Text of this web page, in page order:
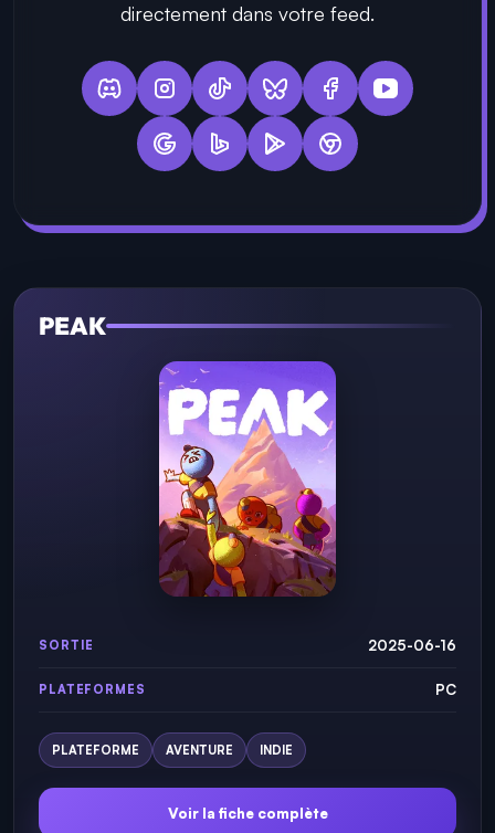
directement dans votre feed.
PEAK
SORTIE 2025-06-16
PLATEFORMES PC
PLATEFORME AVENTURE INDIE
Voir la fiche complète